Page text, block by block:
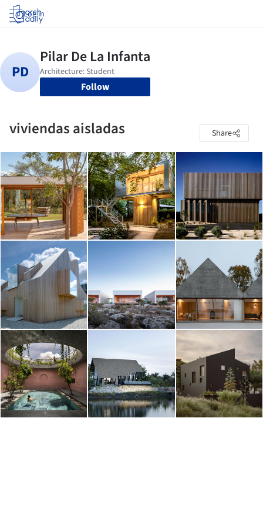
Log in
Follow
viviendas aisladas Share